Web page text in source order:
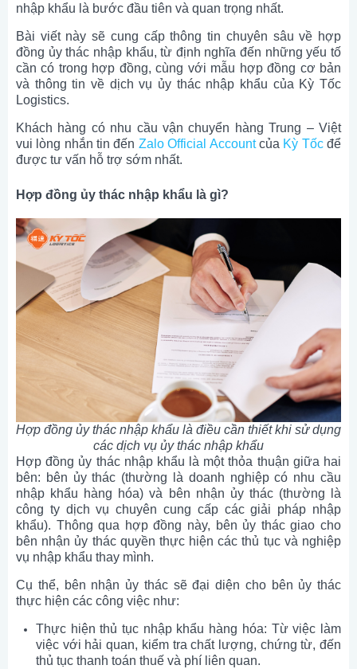
nhập khẩu là bước đầu tiên và quan trọng nhất.
Bài viết này sẽ cung cấp thông tin chuyên sâu về hợp
đồng ủy thác nhập khẩu, từ định nghĩa đến những yếu tố
cần có trong hợp đồng, cùng với mẫu hợp đồng cơ bản
và thông tin về dịch vụ ủy thác nhập khẩu của Kỳ Tốc
Logistics.
Khách hàng có nhu cầu vận chuyển hàng Trung – Việt
vui lòng nhắn tin đến Zalo Official Accountcủa Kỳ Tốcđể
được tư vấn hỗ trợ sớm nhất.
Hợp đồng ủy thác nhập khẩu là gì?
Hợp đồng ủy thác nhập khẩu là điều cần thiết khi sử dụng
các dịch vụ ủy thác nhập khẩu
Hợp đồng ủy thác nhập khẩu là một thỏa thuận giữa hai
bên: bên ủy thác (thường là doanh nghiệp có nhu cầu
nhập khẩu hàng hóa) và bên nhận ủy thác (thường là
công ty dịch vụ chuyên cung cấp các giải pháp nhập
khẩu). Thông qua hợp đồng này, bên ủy thác giao cho
bên nhận ủy thác quyền thực hiện các thủ tục và nghiệp
vụ nhập khẩu thay mình.
Cụ thể, bên nhận ủy thác sẽ đại diện cho bên ủy thác
thực hiện các công việc như:
Thực hiện thủ tục nhập khẩu hàng hóa: Từ việc làm
việc với hải quan, kiểm tra chất lượng, chứng từ, đến
thủ tục thanh toán thuế và phí liên quan.